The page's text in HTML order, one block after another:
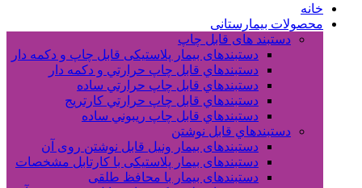
خانه
محصولات بیمارستانی
دستبند های قابل چاپ
دستبندهای بیمار پلاستیکی قابل چاپ و دکمه دار
دستبندهاي قابل چاپ حرارتي و دکمه دار
دستبندهاي قابل چاپ حرارتي ساده
دستبندهاي قابل چاپ حرارتي کارتريج
دستبندهاي قابل چاپ ريبوني ساده
دستبندهاي قابل نوشتن
دستبندهای بیمار ونیل قابل نوشتن روی آن
دستبندهای بیمار پلاستیکی با کارتابل مشخصات
دستبندهای بیمار با محافظ طلقی